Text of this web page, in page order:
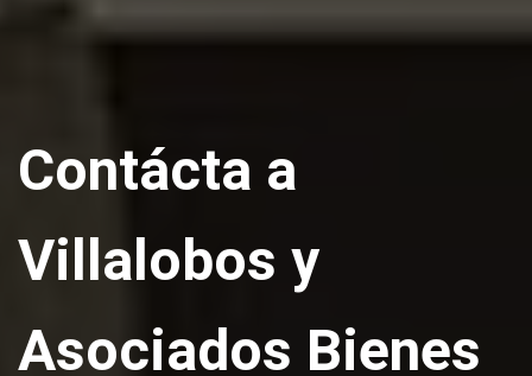
Contácta a
Villalobos y
Asociados Bienes